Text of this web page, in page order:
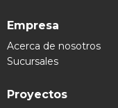
Empresa
Acerca de nosotros
Sucursales
Proyectos